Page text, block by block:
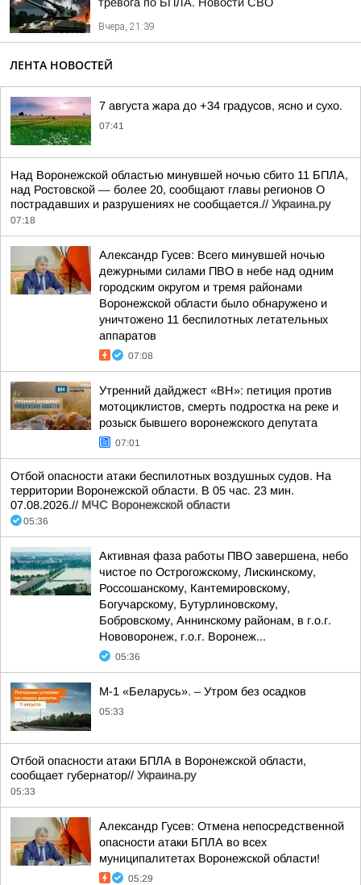
Вчера, 21:39
ЛЕНТА НОВОСТЕЙ
7 августа жара до +34 градусов, ясно и сухо.
07:41
Над Воронежской областью минувшей ночью сбито 11 БПЛА,
над Ростовской — более 20, сообщают главы регионов О
пострадавших и разрушениях не сообщается.// Украина.ру
07:18
Александр Гусев: Всего минувшей ночью
дежурными силами ПВО в небе над одним
городским округом и тремя районами
Воронежской области было обнаружено и
уничтожено 11 беспилотных летательных
аппаратов
07:08
Утренний дайджест «ВН»: петиция против
мотоциклистов, смерть подростка на реке и
розыск бывшего воронежского депутата
07:01
Отбой опасности атаки беспилотных воздушных судов. На
территории Воронежской области. В 05 час. 23 мин.
07.08.2026.// МЧС Воронежской области
05:36
Активная фаза работы ПВО завершена, небо
чистое по Острогожскому, Лискинскому,
Россошанскому, Кантемировскому,
Богучарскому, Бутурлиновскому,
Бобровскому, Аннинскому районам, в г.о.г.
Нововоронеж, г.о.г. Воронеж...
05:36
М-1 «Беларусь». – Утром без осадков
05:33
Отбой опасности атаки БПЛА в Воронежской области,
сообщает губернатор// Украина.ру
05:33
Александр Гусев: Отмена непосредственной
опасности атаки БПЛА во всех
муниципалитетах Воронежской области!
05:29